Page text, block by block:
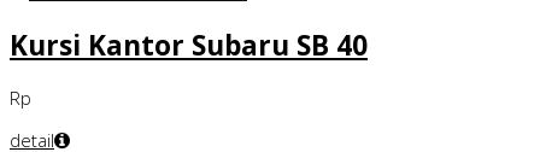
Kursi Kantor Subaru SB 40
Rp
detail